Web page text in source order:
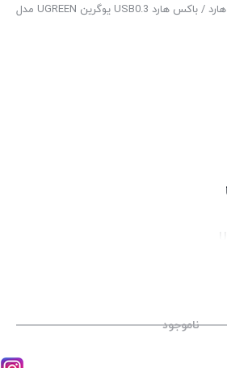
/ باکس هارد USB0.3 یوگرین UGREEN مدل
ناموجود